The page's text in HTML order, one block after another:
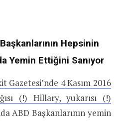
Hepsinin
Yemin Ettiğini Sanıyor
Gazetesi’nde 4 Kasım 2016
(!) Hillary, yukarısı (!)
ABD Başkanlarının yemin